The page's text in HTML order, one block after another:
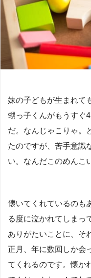
妹の子どもが生まれて
甥っ子くんがもうすぐ
だ。なんじゃこりゃ。
たのですが、苦手意識
い。なんだこのめんこ
懐いてくれているのも
る度に泣かれてしまっ
ありがたいことに、そ
正月、年に数回しか会
てくれるのです。懐か